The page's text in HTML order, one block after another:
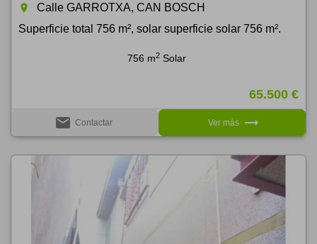
room
Calle GARROTXA, CAN BOSCH
Superficie total 756 m², solar superficie solar 756 m².
756 m2 Solar
65.500 €
email Contactar Ver más trending_flat
Previous Next